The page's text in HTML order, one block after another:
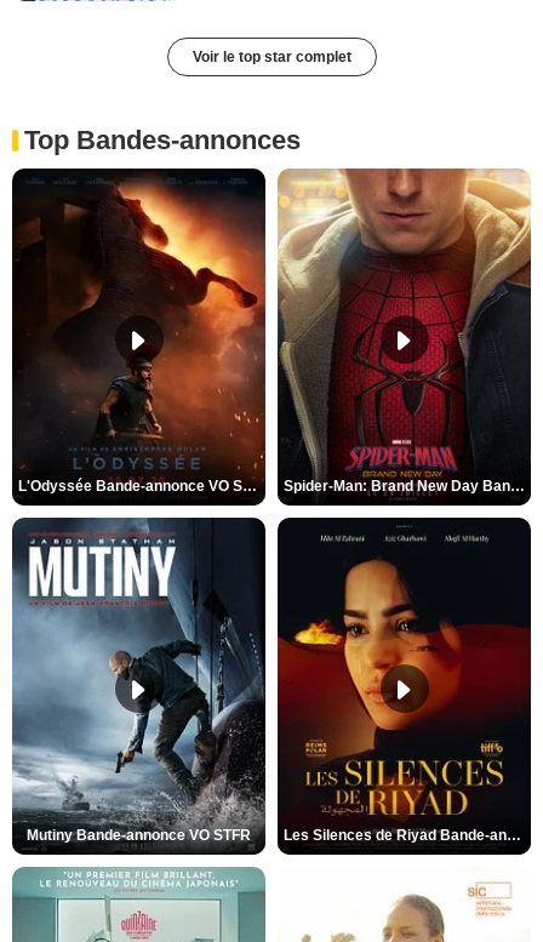
Voir le top star complet
Top Bandes-annonces
L'Odyssée Bande-annonce VO STFR Spider-Man: Brand New Day Bande-annonce VO STFR
Mutiny Bande-annonce VO STFR Les Silences de Riyad Bande-annonce VO STFR